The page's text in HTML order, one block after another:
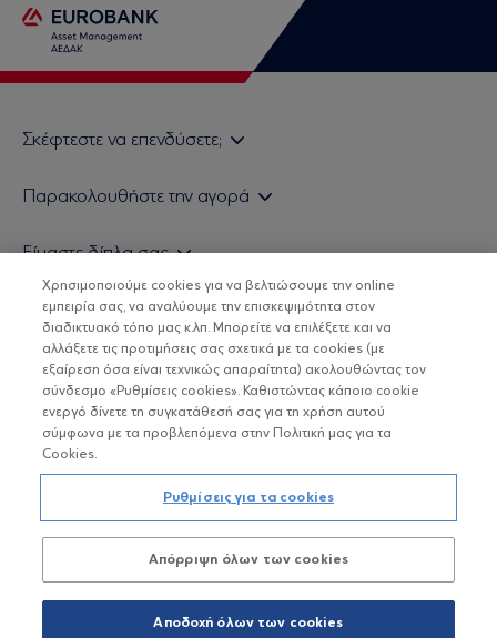
Σκέφτεστε να επενδύσετε;
Τιμολογιακή Πολιτική
Δείτε τις πολιτικές μας
Βασικές Γνώσεις
Παρακολουθήστε την αγορά
Τα νέα μας
Χρήσιμοι σύνδεσμοι
Είμαστε δίπλα σας
H Eurobank Asset Management ΑΕΔΑΚ
Επενδυτική φιλοσοφία ESG
Πιστοποιημένα στελέχη και συνεργάτες
Αποστολή Βιογραφικών
ΟΙ ΟΣΕΚΑ ΔΕΝ ΕΧΟΥΝ ΕΓΓΥΗΜΕΝΗ ΑΠΟΔΟΣΗ ΚΑΙ ΟΙ
ΠΡΟΗΓΟΥΜΕΝΕΣ ΑΠΟΔΟΣΕΙΣ ΔΕΝ ΔΙΑΣΦΑΛΙΖΟΥΝ ΤΙΣ
ΜΕΛΛΟΝΤΙΚΕΣ
Copyright © Eurobank ΑΕΔΑΚ
Προστασία Προσωπικών Δεδομένων
Όροι χρήσης
Πολιτική cookies
Χρησιμοποιούμε cookies για να βελτιώσουμε την online
εμπειρία σας, να αναλύουμε την επισκεψιμότητα στον
διαδικτυακό τόπο μας κ.λπ. Μπορείτε να επιλέξετε και να
αλλάξετε τις προτιμήσεις σας σχετικά με τα cookies (με
εξαίρεση όσα είναι τεχνικώς απαραίτητα) ακολουθώντας τον
σύνδεσμο «Ρυθμίσεις cookies». Καθιστώντας κάποιο cookie
ενεργό δίνετε τη συγκατάθεσή σας για τη χρήση αυτού
σύμφωνα με τα προβλεπόμενα στην Πολιτική μας για τα
Cookies.
Ρυθμίσεις για τα cookies
Απόρριψη όλων των cookies
Αποδοχή όλων των cookies